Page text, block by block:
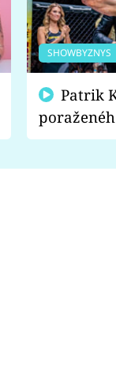
SHOWBYZNYS
fanoušci